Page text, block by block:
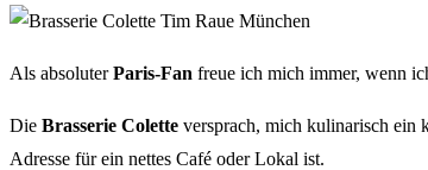
Als absoluterParis-Fan freue ich mich immer, wenn
Die Brasserie Colette versprach, mich kulinarisch ein
Adresse für ein nettes Café oder Lokal ist.